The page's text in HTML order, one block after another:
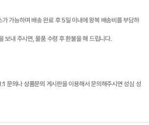
가능하며 배송 완료 후 5일 이내에 왕복 배송비를 부담하
보내 주시면, 물품 수령 후 환불을 해 드립니다.
문의나 상품문의 게시판을 이용해서 문의해주시면 성심 성